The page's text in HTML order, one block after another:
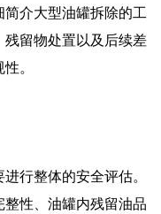
介大型油罐拆除的工
留物处置以及后续差
。
行整体的安全评估。
性、油罐内残留油品